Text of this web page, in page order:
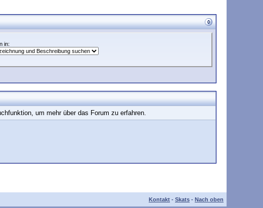
in:
um mehr über das Forum zu erfahren.
Kontakt - Skats - Nach oben